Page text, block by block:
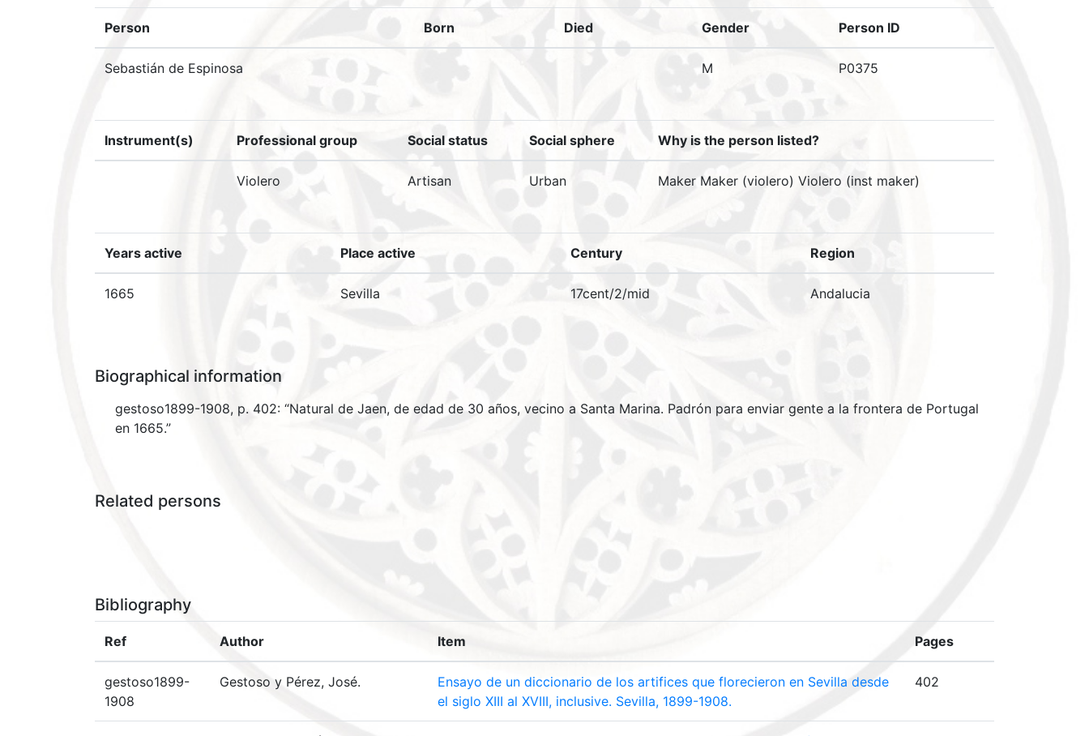
Person Born Died Gender Person ID
Sebastián de Espinosa M P0375
Instrument(s) Professional group Social status Social sphere Why is the person listed?
Violero Artisan Urban Maker Maker (violero) Violero (inst maker)
Years active Place active Century Region
1665 Sevilla 17cent/2/mid Andalucia
Biographical information
gestoso1899-1908, p. 402: “Natural de Jaen, de edad de 30 años, vecino a Santa Marina. Padrón para enviar gente a la frontera de Portugal
en 1665.”
Related persons
Bibliography
Ref Author Item Pages
gestoso1899-
1908
Gestoso y Pérez, José.
Ensayo de un diccionario de los artifices que florecieron en Sevilla desde
el siglo XIII al XVIII, inclusive. Sevilla, 1899-1908.
402